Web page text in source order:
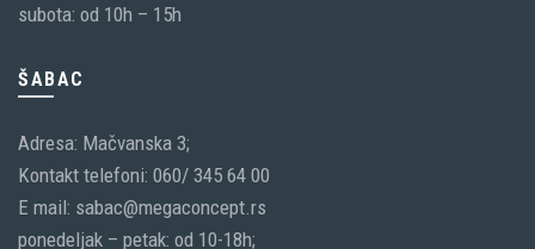
subota: od 10h – 15h
ŠABAC
Adresa: Mačvanska 3;
Kontakt telefoni: 060/ 345 64 00
E mail: sabac@megaconcept.rs
ponedeljak – petak: od 10-18h;